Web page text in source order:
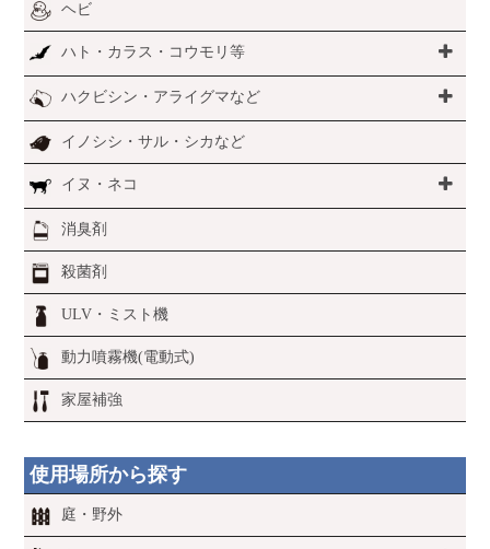
ヘビ
ハト・カラス・コウモリ等
ハクビシン・アライグマなど
イノシシ・サル・シカなど
イヌ・ネコ
消臭剤
殺菌剤
ULV・ミスト機
動力噴霧機(電動式)
家屋補強
使用場所から探す
庭・野外